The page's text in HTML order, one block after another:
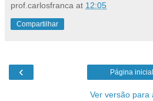
prof.carlosfranca at 12:05
Compartilhar
‹ Página inicial
Ver versão para